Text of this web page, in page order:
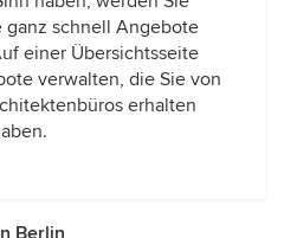
ganz schnell Angebote
einer Übersichtsseite
verwalten, die Sie von
erhalten
Berlin